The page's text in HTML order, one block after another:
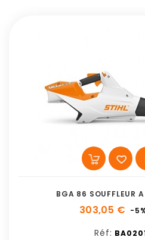
BGA 86 SOUFFLEUR
303,05 € -
Réf: